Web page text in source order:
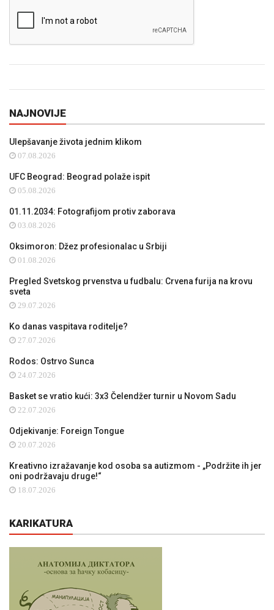
NAJNOVIJE
Ulepšavanje života jednim klikom
07.08.2026
UFC Beograd: Beograd polaže ispit
05.08.2026
01.11.2034: Fotografijom protiv zaborava
03.08.2026
Oksimoron: Džez profesionalac u Srbiji
01.08.2026
Pregled Svetskog prvenstva u fudbalu: Crvena furija na krovu
sveta
29.07.2026
Ko danas vaspitava roditelje?
27.07.2026
Rodos: Ostrvo Sunca
24.07.2026
Basket se vratio kući: 3x3 Čelendžer turnir u Novom Sadu
22.07.2026
Odjekivanje: Foreign Tongue
20.07.2026
Kreativno izražavanje kod osoba sa autizmom - „Podržite ih jer
oni podržavaju druge!“
18.07.2026
KARIKATURA